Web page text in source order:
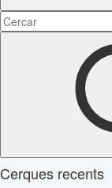
Cerques recents